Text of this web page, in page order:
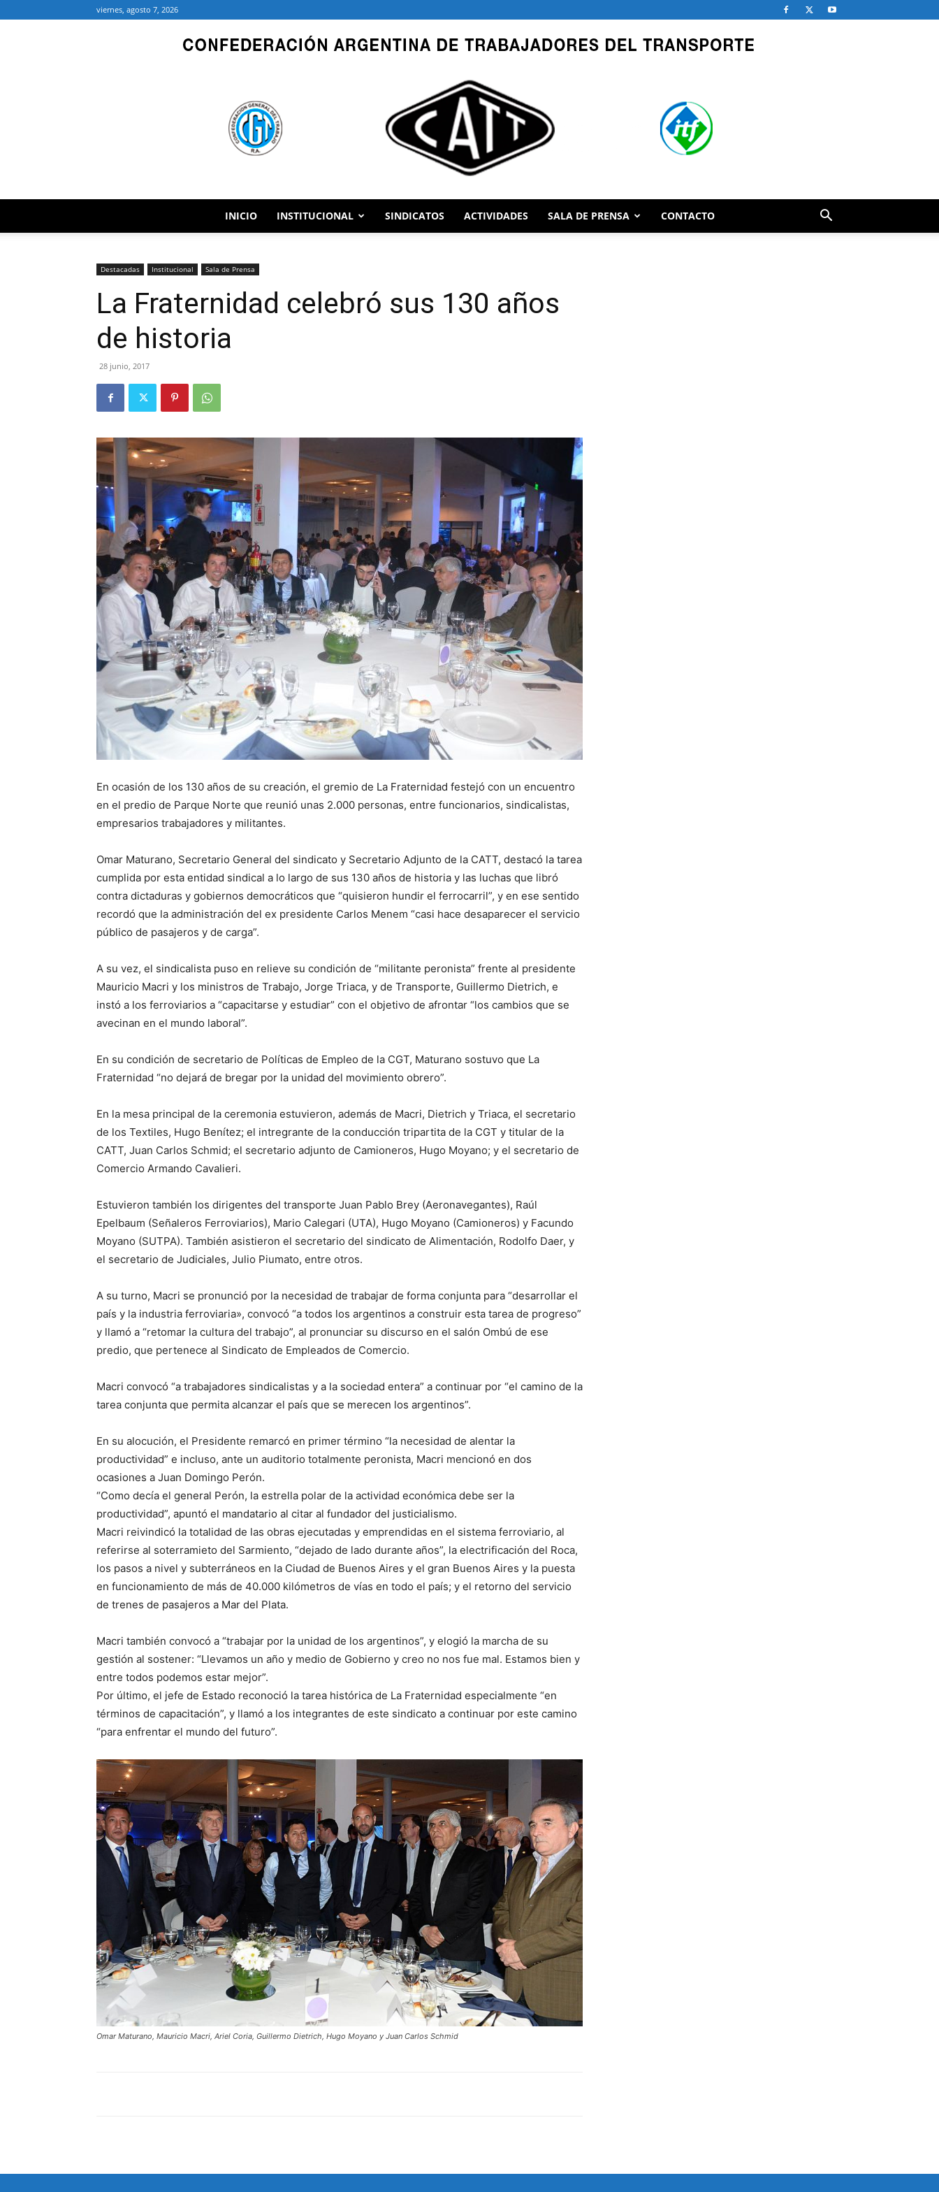
viernes, agosto 7, 2026
Argentina
Trabajadores
del
Transporte
INICIO INSTITUCIONAL SINDICATOS ACTIVIDADES SALA DE PRENSA CONTACTO
Destacadas Institucional Sala de Prensa
La Fraternidad celebró sus 130 años
de historia
28 junio, 2017
En ocasión de los 130 años de su creación, el gremio de La Fraternidad festejó con un encuentro
en el predio de Parque Norte que reunió unas 2.000 personas, entre funcionarios, sindicalistas,
empresarios trabajadores y militantes.
Omar Maturano, Secretario General del sindicato y Secretario Adjunto de la CATT, destacó la tarea
cumplida por esta entidad sindical a lo largo de sus 130 años de historia y las luchas que libró
contra dictaduras y gobiernos democráticos que “quisieron hundir el ferrocarril”, y en ese sentido
recordó que la administración del ex presidente Carlos Menem “casi hace desaparecer el servicio
público de pasajeros y de carga”.
A su vez, el sindicalista puso en relieve su condición de “militante peronista” frente al presidente
Mauricio Macri y los ministros de Trabajo, Jorge Triaca, y de Transporte, Guillermo Dietrich, e
instó a los ferroviarios a “capacitarse y estudiar” con el objetivo de afrontar “los cambios que se
avecinan en el mundo laboral”.
En su condición de secretario de Políticas de Empleo de la CGT, Maturano sostuvo que La
Fraternidad “no dejará de bregar por la unidad del movimiento obrero”.
En la mesa principal de la ceremonia estuvieron, además de Macri, Dietrich y Triaca, el secretario
de los Textiles, Hugo Benítez; el intregrante de la conducción tripartita de la CGT y titular de la
CATT, Juan Carlos Schmid; el secretario adjunto de Camioneros, Hugo Moyano; y el secretario de
Comercio Armando Cavalieri.
Estuvieron también los dirigentes del transporte Juan Pablo Brey (Aeronavegantes), Raúl
Epelbaum (Señaleros Ferroviarios), Mario Calegari (UTA), Hugo Moyano (Camioneros) y Facundo
Moyano (SUTPA). También asistieron el secretario del sindicato de Alimentación, Rodolfo Daer, y
el secretario de Judiciales, Julio Piumato, entre otros.
A su turno, Macri se pronunció por la necesidad de trabajar de forma conjunta para “desarrollar el
país y la industria ferroviaria», convocó “a todos los argentinos a construir esta tarea de progreso”
y llamó a “retomar la cultura del trabajo”, al pronunciar su discurso en el salón Ombú de ese
predio, que pertenece al Sindicato de Empleados de Comercio.
Macri convocó “a trabajadores sindicalistas y a la sociedad entera” a continuar por “el camino de la
tarea conjunta que permita alcanzar el país que se merecen los argentinos”.
En su alocución, el Presidente remarcó en primer término “la necesidad de alentar la
productividad” e incluso, ante un auditorio totalmente peronista, Macri mencionó en dos
ocasiones a Juan Domingo Perón.
“Como decía el general Perón, la estrella polar de la actividad económica debe ser la
productividad”, apuntó el mandatario al citar al fundador del justicialismo.
Macri reivindicó la totalidad de las obras ejecutadas y emprendidas en el sistema ferroviario, al
referirse al soterramieto del Sarmiento, “dejado de lado durante años”, la electrificación del Roca,
los pasos a nivel y subterráneos en la Ciudad de Buenos Aires y el gran Buenos Aires y la puesta
en funcionamiento de más de 40.000 kilómetros de vías en todo el país; y el retorno del servicio
de trenes de pasajeros a Mar del Plata.
Macri también convocó a “trabajar por la unidad de los argentinos”, y elogió la marcha de su
gestión al sostener: “Llevamos un año y medio de Gobierno y creo no nos fue mal. Estamos bien y
entre todos podemos estar mejor”.
Por último, el jefe de Estado reconoció la tarea histórica de La Fraternidad especialmente “en
términos de capacitación”, y llamó a los integrantes de este sindicato a continuar por este camino
“para enfrentar el mundo del futuro”.
Omar Maturano, Mauricio Macri, Ariel Coria, Guillermo Dietrich, Hugo Moyano y Juan Carlos Schmid